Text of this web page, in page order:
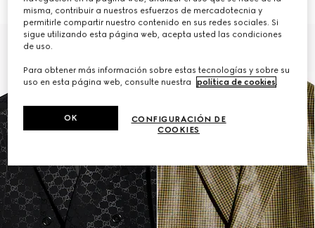
misma, contribuir a nuestros esfuerzos de mercadotecnia y
permitirle compartir nuestro contenido en sus redes sociales. Si
sigue utilizando esta página web, acepta usted las condiciones
de uso.
Para obtener más información sobre estas tecnologías y sobre su
uso en esta página web, consulte nuestra
política de cookies.
CONFIGURACIÓN DE
COOKIES
OK